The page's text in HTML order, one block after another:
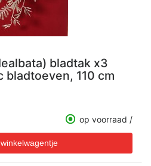
bladtak x3
110 cm
op voorraad /